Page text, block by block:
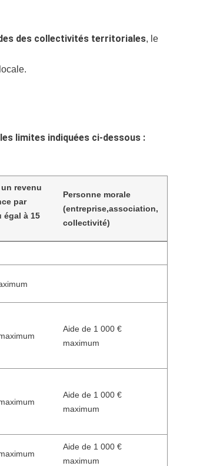
des collectivités territoriales, le
les limites indiquées ci-dessous :
revenu
par
égal à 15
Personne morale
(entreprise,association,
collectivité)
Aide de 1 000 €
maximum
Aide de 1 000 €
maximum
Aide de 1 000 €
maximum